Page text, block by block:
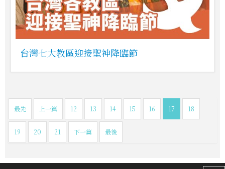
台灣七大教區迎接聖神降臨節
最先 上一篇 12 13 14 15 16 17 18
19 20 21 下一篇 最後